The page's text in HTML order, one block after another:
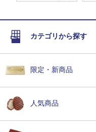
カテゴリから探す
限定・新商品
人気商品